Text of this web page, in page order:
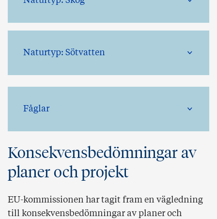
Naturtyp: Sötvatten
Fåglar
Konsekvensbedömningar av
planer och projekt
EU-kommissionen har tagit fram en vägledning
till konsekvensbedömningar av planer och